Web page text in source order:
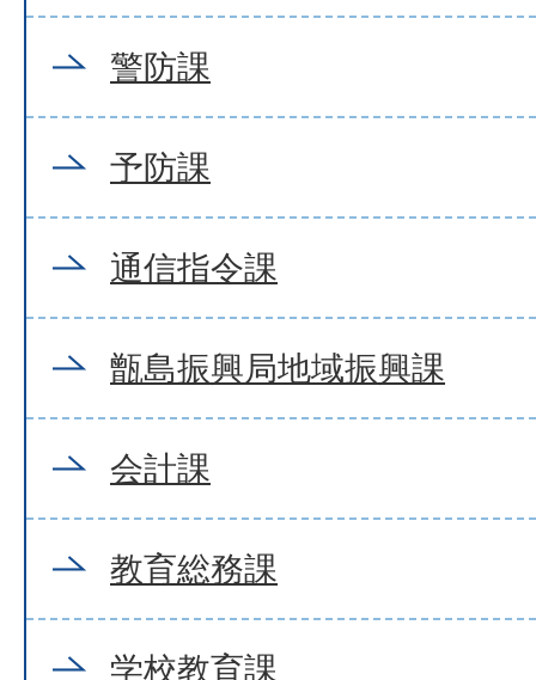
警防課
予防課
通信指令課
甑島振興局地域振興課
会計課
教育総務課
学校教育課